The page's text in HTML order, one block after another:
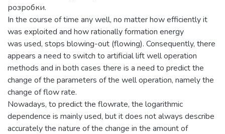
розробки.
In the course of time any well, no matter how efficiently it
was exploited and how rationally formation energy
was used, stops blowing-out (flowing). Consequently, there
appears a need to switch to artificial lift well operation
methods and in both cases there is a need to predict the
change of the parameters of the well operation, namely the
change of flow rate.
Nowadays, to predict the flowrate, the logarithmic
dependence is mainly used, but it does not always describe
accurately the nature of the change in the amount of